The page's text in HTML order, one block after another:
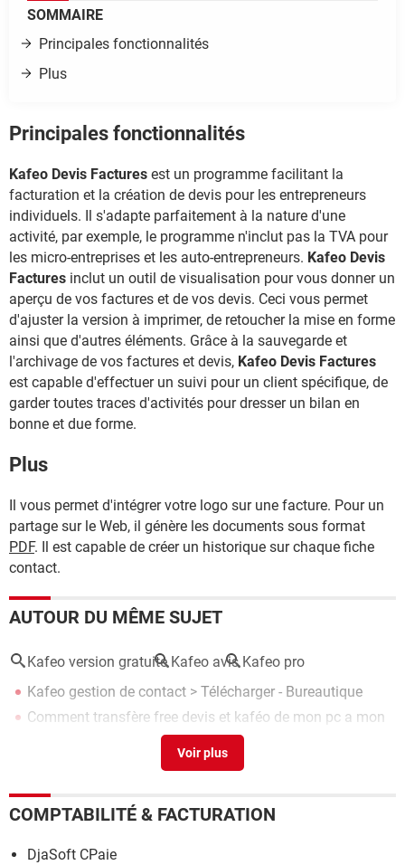
SOMMAIRE
Principales fonctionnalités
Plus
Principales fonctionnalités
Kafeo Devis Factures est un programme facilitant la
facturation et la création de devis pour les entrepreneurs
individuels. Il s'adapte parfaitement à la nature d'une
activité, par exemple, le programme n'inclut pas la TVA pour
les micro-entreprises et les auto-entrepreneurs. Kafeo Devis
Factures inclut un outil de visualisation pour vous donner un
aperçu de vos factures et de vos devis. Ceci vous permet
d'ajuster la version à imprimer, de retoucher la mise en forme
ainsi que d'autres éléments. Grâce à la sauvegarde et
l'archivage de vos factures et devis, Kafeo Devis Factures
est capable d'effectuer un suivi pour un client spécifique, de
garder toutes traces d'activités pour dresser un bilan en
bonne et due forme.
Plus
Il vous permet d'intégrer votre logo sur une facture. Pour un
partage sur le Web, il génère les documents sous format
PDF. Il est capable de créer un historique sur chaque fiche
contact.
AUTOUR DU MÊME SUJET
Kafeo version gratuite Kafeo avis Kafeo pro
Kafeo gestion de contact > Télécharger - Bureautique
Comment transfère free devis et kaféo de mon pc a mon
Forum Matériel & Système
COMPTABILITÉ & FACTURATION
DjaSoft CPaie